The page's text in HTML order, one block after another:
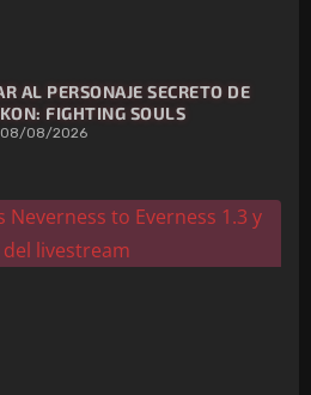
AL PERSONAJE SECRETO DE
FIGHTING SOULS
08/08/2026